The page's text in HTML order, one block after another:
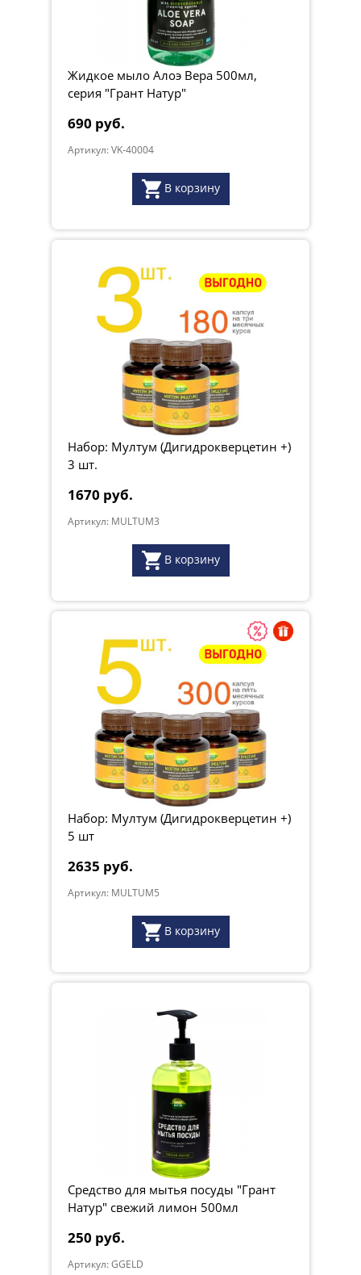
Жидкое мыло Алоэ Вера 500мл,
серия "Грант Натур"
690 руб.
Артикул: VK-40004
В корзину
Набор: Мултум (Дигидрокверцетин +)
3 шт.
1670 руб.
Артикул: MULTUM3
В корзину
Набор: Мултум (Дигидрокверцетин +)
5 шт
2635 руб.
Артикул: MULTUM5
В корзину
Средство для мытья посуды "Грант
Натур" свежий лимон 500мл
250 руб.
Артикул: GGELD